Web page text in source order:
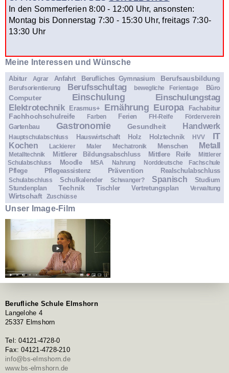
In den Sommerferien 8:00 - 12:00 Uhr, ansonsten:
Montag bis Donnerstag 7:30 - 15:30 Uhr, freitags 7:30-
13:30 Uhr
Meine Interessen und Wünsche
Abitur Agrar Anfahrt Berufliches Gymnasium Berufsausbildung
Berufsorientierung Berufsschultag bewegliche Ferientage Büro
Computer Einschulung
Einschulungstag
Elektrotechnik
Erasmus+ Ernährung Europa Fachabitur
Fachhochschulreife Farben Ferien FH-Reife Förderverein
Gartenbau Gastronomie Gesundheit Handwerk
Hauptschulabschluss Hauswirtschaft Holz Holztechnik HVV IT
Kochen Lackierer Maler Mechatronik Menschen Metall
Metalltechnik Mittlerer Bildungsabschluss Mittlere Reife
Mittlerer
Schulabschluss
Moodle MSA Nahrung Norddeutsche Fachschule
Pflege Pflegeassistenz Prävention Realschulabschluss
Schulabschluss Schulkalender Schwanger? Spanisch
Studium
Stundenplan
Technik Tischler Vertretungsplan Verwaltung
Wirtschaft Zuschüsse
Unser Image-Film
Berufliche Schule Elmshorn
Langelohe 4
25337 Elmshorn
Tel: 04121-4728-0
Fax: 04121-4728-210
info@bs-elmshorn.de
www.bs-elmshorn.de